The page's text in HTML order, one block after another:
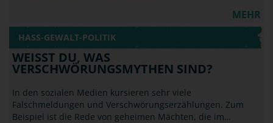
MEHR
HASS-GEWALT-POLITIK
WEISST DU, WAS V
ERSCHWÖRUNGSMYTHEN SIND?
In den sozialen Medien kursieren sehr viele
Falschmeldungen und Verschwörungserzählungen. Zum
Beispiel ist die Rede von geheimen Mächten, die im…